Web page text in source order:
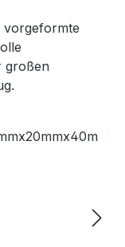
vorgeformte
großen